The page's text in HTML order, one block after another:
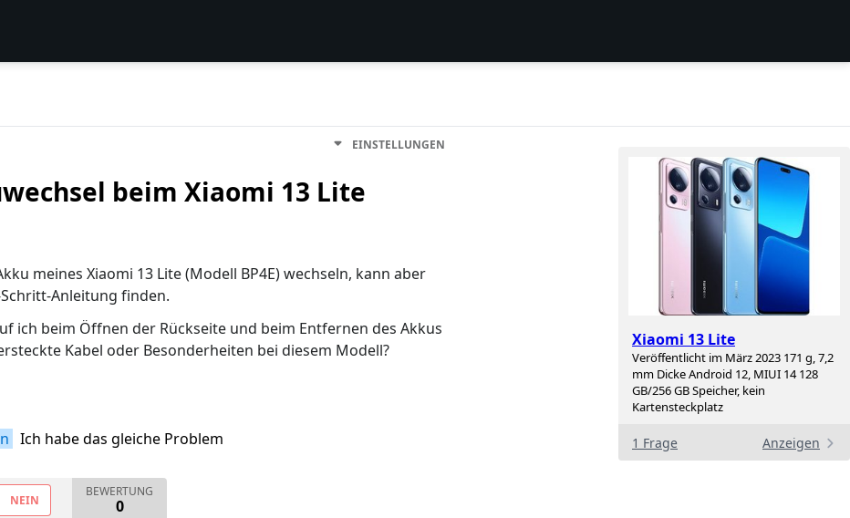
Xiaomi 13 Lite
Veröffentlicht im März 2023 171 g, 7,2
mm Dicke Android 12, MIUI 14 128
GB/256 GB Speicher, kein
Kartensteckplatz
1 Frage Anzeigen
EINSTELLUNGEN
beim Xiaomi 13 Lite
meines Xiaomi 13 Lite (Modell BP4E) wechseln, kann aber
Anleitung finden.
ich beim Öffnen der Rückseite und beim Entfernen des Akkus
Kabel oder Besonderheiten bei diesem Modell?
Ich habe das gleiche Problem
NEIN
BEWERTUNG
0